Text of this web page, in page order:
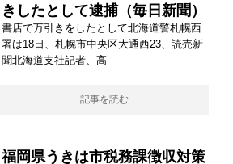
きしたとして逮捕（毎日新聞）
書店で万引きをしたとして北海道警札幌西
署は18日、札幌市中央区大通西23、読売新
聞北海道支社記者、高
記事を読む
福岡県うきは市税務課徴収対策